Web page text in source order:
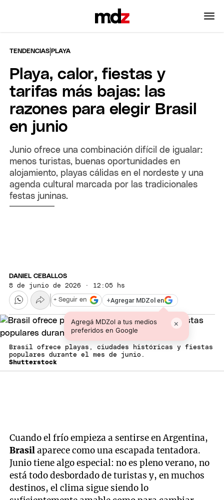
TENDENCIAS |PLAYA
Playa, calor, fiestas y
tarifas más bajas: las
razones para elegir Brasil
en junio
Junio ofrece una combinación difícil de igualar:
menos turistas, buenas oportunidades en
alojamiento, playas cálidas en el nordeste y una
agenda cultural marcada por las tradicionales
festas juninas.
DANIEL CEBALLOS
8 de junio de 2026 · 12:05 hs
+Agregar MDZol en
Agregá MDZol a tus medios
preferidos en Google
×
+ Seguir en
Brasil ofrece playas, ciudades históricas y fiestas
populares durante el mes de junio.
Shutterstock
Cuando el frío empieza a sentirse en Argentina,
Brasilaparece como una escapada tentadora.
Junio tiene algo especial: no es pleno verano, no
está todo desbordado de turistas y, en muchos
destinos, el clima sigue siendo lo